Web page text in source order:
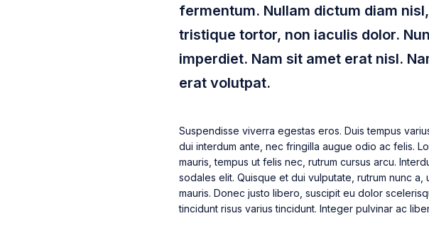
fermentum. Nullam dictum diam
tristique tortor, non iaculis dolor.
imperdiet. Nam sit amet erat nisl.
erat volutpat.
Suspendisse viverra egestas eros. Duis tempus
dui interdum ante, nec fringilla augue odio ac felis.
mauris, tempus ut felis nec, rutrum cursus arcu.
sodales elit. Quisque et dui vulputate, rutrum nunc
mauris. Donec justo libero, suscipit eu dolor
tincidunt risus varius tincidunt. Integer pulvinar ac